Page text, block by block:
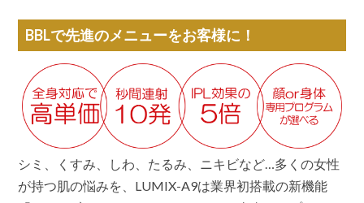
BBLで先進のメニューをお客様に！
シミ、くすみ、しわ、たるみ、ニキビなど…多くの女性
が持つ肌の悩みを、LUMIX-A9は業界初搭載の新機能